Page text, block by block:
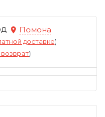
Помона
доставке)
)